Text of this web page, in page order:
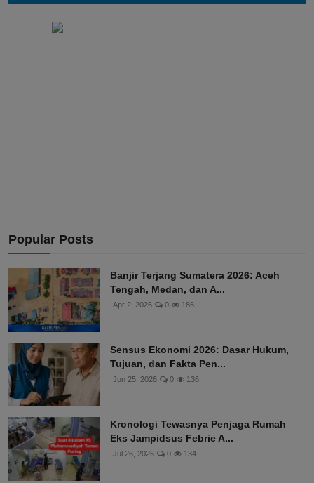
Popular Posts
Banjir Terjang Sumatera 2026: Aceh
Tengah, Medan, dan A...
Apr 2, 2026 0 186
Sensus Ekonomi 2026: Dasar Hukum,
Tujuan, dan Fakta Pen...
Jun 25, 2026 0 136
Kronologi Tewasnya Penjaga Rumah
Eks Jampidsus Febrie A...
Jul 26, 2026 0 134